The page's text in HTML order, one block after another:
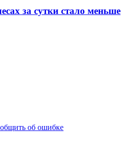
за сутки стало меньше
об ошибке